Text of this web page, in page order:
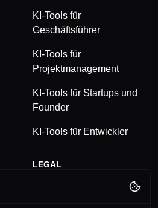
KI-Tools für
Geschäftsführer
KI-Tools für
Projektmanagement
KI-Tools für Startups und
Founder
KI-Tools für Entwickler
LEGAL